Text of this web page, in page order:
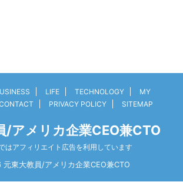
LIFE TECHNOLOGY
MY
PRIVACY POLICY SITEMAP
/アメリカ企業CEO兼CTO
はアフィリエイト広告を利用しています
東大教員/アメリカ企業CEO兼CTO